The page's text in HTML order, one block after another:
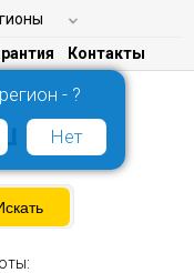
- ?
Нет
Контакты